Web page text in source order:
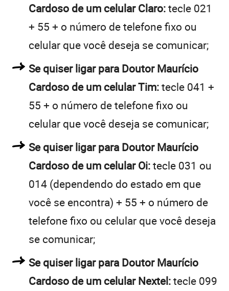
Cardoso de um celular Claro:tecle 021
+ 55 + o número de telefone fixo ou
celular que você deseja se comunicar;
Se quiser ligar para Doutor Maurício
Cardoso de um celular Tim:tecle 041 +
55 + o número de telefone fixo ou
celular que você deseja se comunicar;
Se quiser ligar para Doutor Maurício
Cardoso de um celular Oi:tecle 031 ou
014 (dependendo do estado em que
você se encontra) + 55 + o número de
telefone fixo ou celular que você deseja
se comunicar;
Se quiser ligar para Doutor Maurício
Cardoso de um celular Nextel:tecle 099